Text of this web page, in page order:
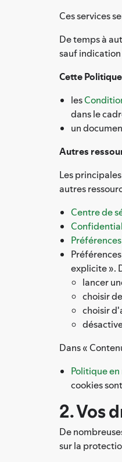
Ces services
De temps à
sauf
Cette
les
dans le
un
Autres
Les
autres
Centre de
explicite ».
lancer
choisir
choisir
Dans «
Politique
cookies
2. Vos
De
sur la